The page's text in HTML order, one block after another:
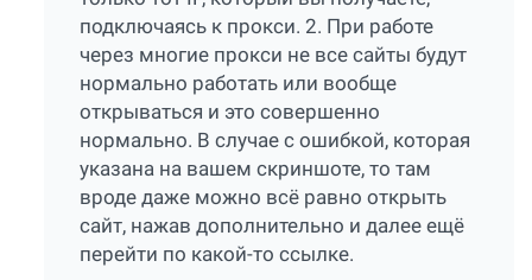
подключаясь к прокси. 2. При работе
через многие прокси не все сайты будут
нормально работать или вообще
открываться и это совершенно
нормально. В случае с ошибкой, которая
указана на вашем скриншоте, то там
вроде даже можно всё равно открыть
сайт, нажав дополнительно и далее ещё
перейти по какой-то ссылке.